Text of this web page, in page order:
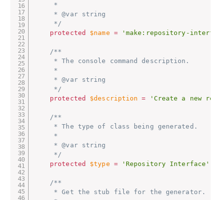
     *
     * @var string
     */
protected
$name = 'make:repository-
/**
     * The console command description.
     *
     * @var string
     */
protected
$description = 'Create a new
/**
     * The type of class being generated.
     *
     * @var string
     */
protected
$type = 'Repository Interface'
/**
     * Get the stub file for the generator.